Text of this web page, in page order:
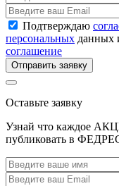
Подтверждаю
персональных данных
соглашение
Отправить заявку
Оставьте заявку
Узнай что каждое
публиковать в